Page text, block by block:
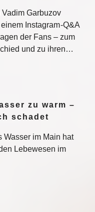
Garbuzov
Instagram-Q&A
der Fans – zum
und zu ihren…
zu warm –
schadet
Wasser im Main hat
Lebewesen im